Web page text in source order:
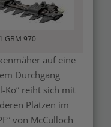
GBM 970
auf eine
Durchgang
Ko“ reiht sich mit
Plätzen im
von McCulloch